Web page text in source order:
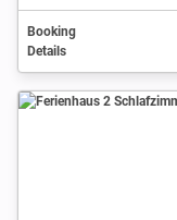
Booking
Details